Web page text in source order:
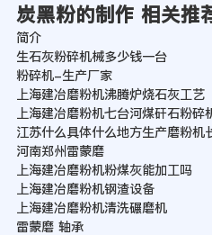
炭黑粉的制作 相关推
简介
生石灰粉碎机械多少钱一台
粉碎机-生产厂家
上海建冶磨粉机沸腾炉烧石灰工艺
上海建冶磨粉机七台河煤矸石粉碎
江苏什么具体什么地方生产磨粉机
河南郑州雷蒙磨
上海建冶磨粉机粉煤灰能加工吗
上海建冶磨粉机钢渣设备
上海建冶磨粉机清洗碾磨机
雷蒙磨 轴承